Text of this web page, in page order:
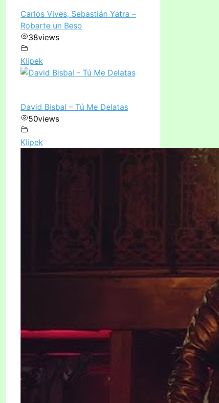
Carlos Vives, Sebastián Yatra –
Robarte un Beso
38views
Klipek
David Bisbal – Tú Me Delatas
50views
Klipek